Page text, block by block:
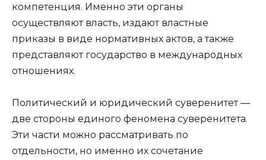
компетенция. Именно эти органы
осуществляют власть, издают властные
приказы в виде нормативных актов, а также
представляют государство в международных
отношениях.
Политический и юридический суверенитет —
две стороны единого феномена суверенитета.
Эти части можно рассматривать по
отдельности, но именно их сочетание